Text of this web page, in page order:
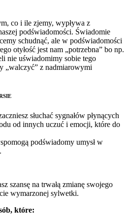
co i ile zjemy, wypływa z
podświadomości. Świadomie
schudnąć, ale w podświadomości
otyłość jest nam „potrzebna” bo np.
nie uświadomimy sobie tego
„walczyć” z nadmiarowymi
słuchać sygnałów płynących
od innych uczuć i emocji, które do
podświadomy umysł w
szansę na trwałą zmianę swojego
wymarzonej sylwetki.
które: